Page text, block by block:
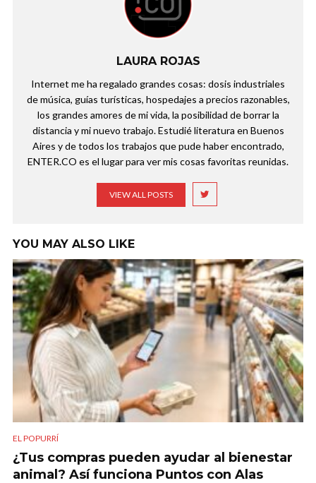
LAURA ROJAS
Internet me ha regalado grandes cosas: dosis industriales
de música, guías turísticas, hospedajes a precios razonables,
los grandes amores de mi vida, la posibilidad de borrar la
distancia y mi nuevo trabajo. Estudié literatura en Buenos
Aires y de todos los trabajos que pude haber encontrado,
ENTER.CO es el lugar para ver mis cosas favoritas reunidas.
VIEW ALL POSTS
YOU MAY ALSO LIKE
EL POPURRÍ
¿Tus compras pueden ayudar al bienestar
animal? Así funciona Puntos con Alas